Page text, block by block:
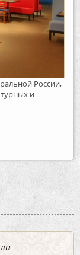
России,
и